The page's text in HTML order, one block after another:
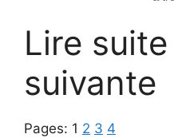
Lire
suivante
Pages: 1 2 3 4